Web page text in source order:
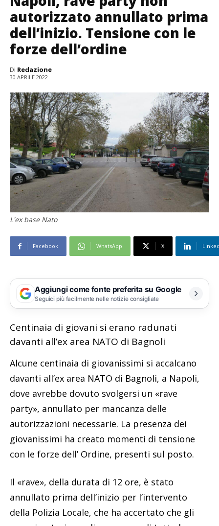
autorizzato annullato prima
dell’inizio. Tensione con le
forze dell’ordine
Di Redazione
30 APRILE 2022
L'ex base Nato
Facebook WhatsApp X
Aggiungi come fonte preferita su Google
Seguici più facilmente nelle notizie consigliate
Centinaia di giovani si erano radunati
davanti all’ex area NATO di Bagnoli
Alcune centinaia di giovanissimi si accalcano
davanti all’ex area NATO di Bagnoli, a Napoli,
dove avrebbe dovuto svolgersi un «rave
party», annullato per mancanza delle
autorizzazioni necessarie. La presenza dei
giovanissimi ha creato momenti di tensione
con le forze dell’ Ordine, presenti sul posto.
Il «rave», della durata di 12 ore, è stato
annullato prima dell’inizio per l’intervento
della Polizia Locale, che ha accertato che gli